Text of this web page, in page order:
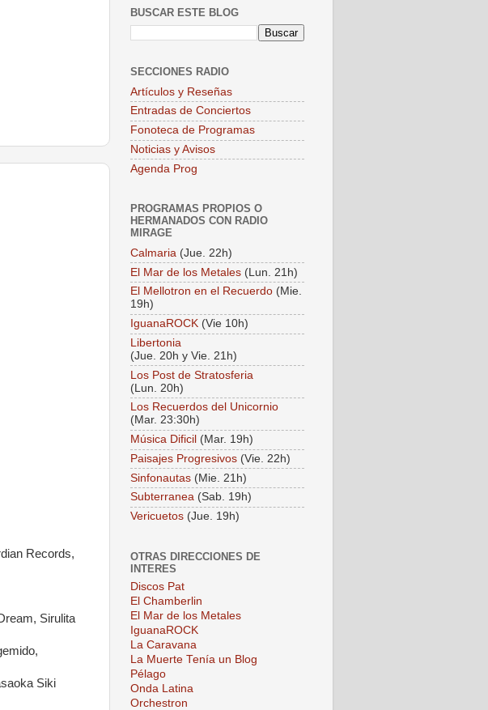
Records,
Sirulita
Siki
BUSCAR ESTE BLOG
SECCIONES RADIO
Artículos y Reseñas
Entradas de Conciertos
Fonoteca de Programas
Noticias y Avisos
Agenda Prog
PROGRAMAS PROPIOS O
HERMANADOS CON RADIO
MIRAGE
Calmaria (Jue. 22h)
El Mar de los Metales (Lun. 21h)
El Mellotron en el Recuerdo (Mie.
19h)
IguanaROCK (Vie 10h)
Libertonia
(Jue. 20h y Vie. 21h)
Los Post de Stratosferia
(Lun. 20h)
Los Recuerdos del Unicornio
(Mar. 23:30h)
Música Dificil (Mar. 19h)
Paisajes Progresivos (Vie. 22h)
Sinfonautas (Mie. 21h)
Subterranea (Sab. 19h)
Vericuetos (Jue. 19h)
OTRAS DIRECCIONES DE
INTERES
Discos Pat
El Chamberlin
El Mar de los Metales
IguanaROCK
La Caravana
La Muerte Tenía un Blog
Pélago
Onda Latina
Orchestron